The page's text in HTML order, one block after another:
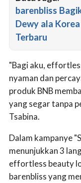
barenbliss
Dewy ala
Terbaru
"Bagi aku,
nyaman dan
produk BNB
yang segar tanpa
Tsabina.
Dalam kampanye
menunjukkan 3
effortless beauty
barenbliss yang